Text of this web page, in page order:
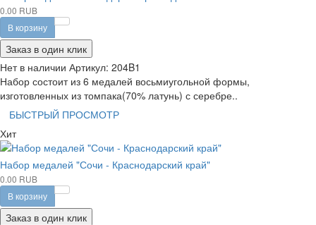
0.00 RUB
В корзину
Заказ в один клик
Нет в наличии Артикул: 204B1
Набор состоит из 6 медалей восьмиугольной формы,
изготовленных из томпака(70% латунь) с серебре..
БЫСТРЫЙ ПРОСМОТР
Хит
Набор медалей "Сочи - Краснодарский край"
0.00 RUB
В корзину
Заказ в один клик